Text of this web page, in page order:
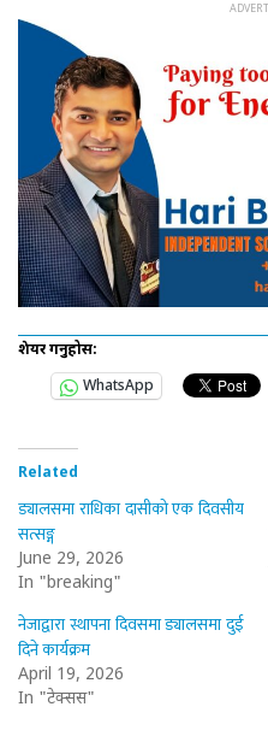
शेयर गर्नुहोस:
WhatsApp
Related
ड्यालसमा राधिका दासीको एक दिवसीय
सत्सङ्ग
June 29, 2026
In "breaking"
नेजाद्वारा स्थापना दिवसमा ड्यालसमा दुई
दिने कार्यक्रम
April 19, 2026
In "टेक्सस"